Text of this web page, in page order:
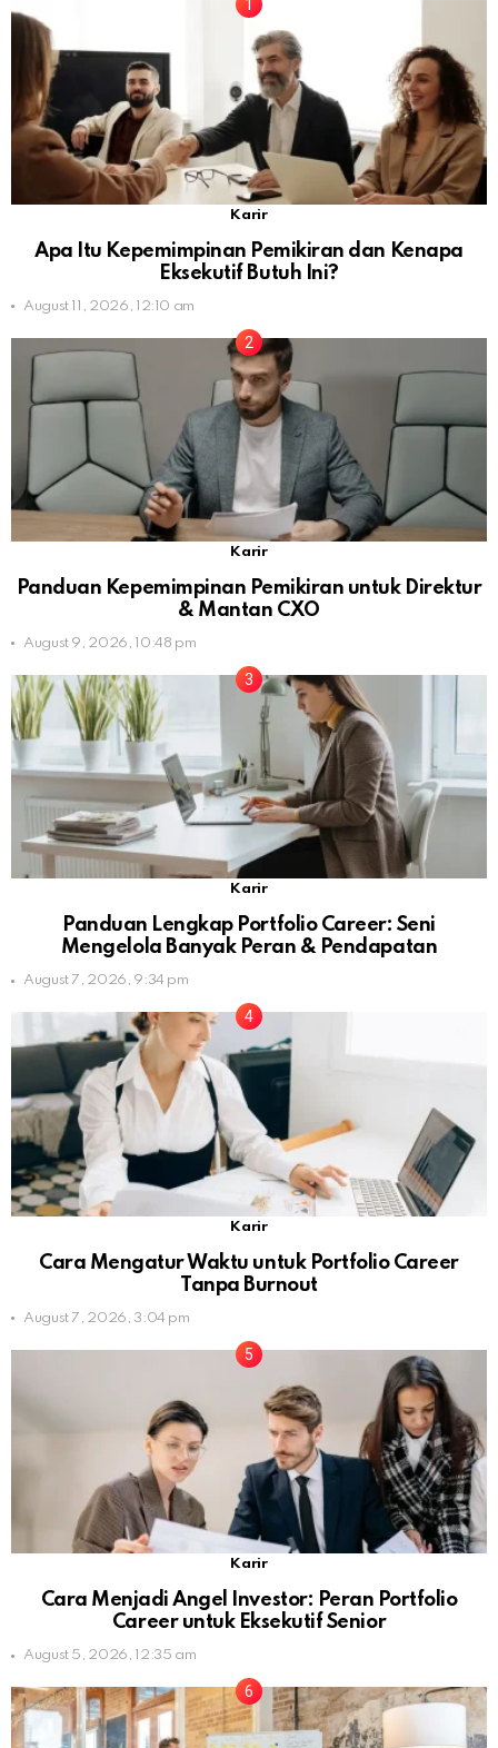
Karir
Apa Itu Kepemimpinan Pemikiran dan Kenapa
Eksekutif Butuh Ini?
August 11, 2026, 12:10 am
Karir
Panduan Kepemimpinan Pemikiran untuk Direktur
& Mantan CXO
August 9, 2026, 10:48 pm
Karir
Panduan Lengkap Portfolio Career: Seni
Mengelola Banyak Peran & Pendapatan
August 7, 2026, 9:34 pm
Karir
Cara Mengatur Waktu untuk Portfolio Career
Tanpa Burnout
August 7, 2026, 3:04 pm
Karir
Cara Menjadi Angel Investor: Peran Portfolio
Career untuk Eksekutif Senior
August 5, 2026, 12:35 am